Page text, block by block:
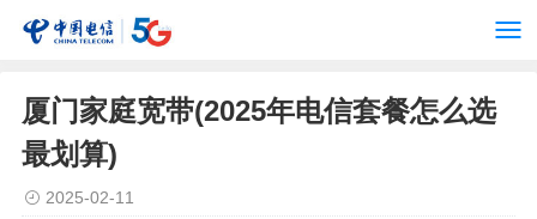
厦门家庭宽带(2025年电信套餐怎么选
最划算)
2025-02-11